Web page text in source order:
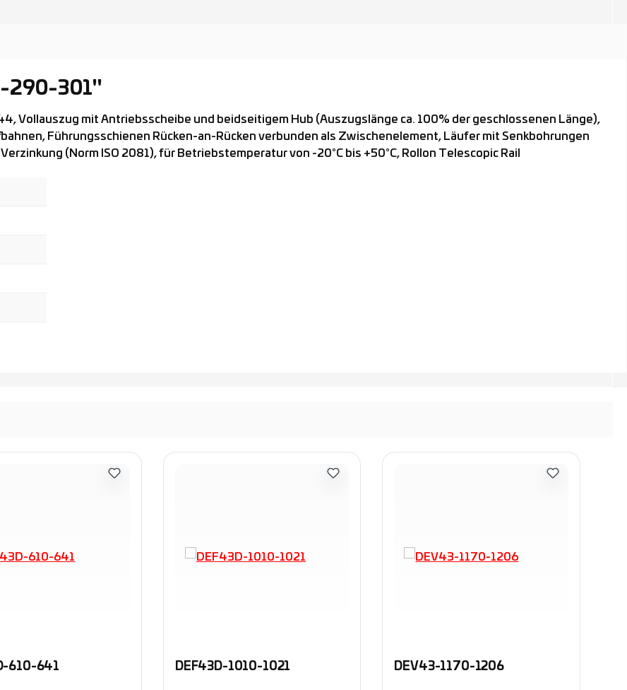
290-301"
Vollauszug mit Antriebsscheibe und beidseitigem Hub (Auszugslänge ca. 100% der geschlossenen Länge),
Führungsschienen Rücken-an-Rücken verbunden als Zwischenelement, Läufer mit Senkbohrungen
(Norm ISO 2081), für Betriebstemperatur von -20°C bis +50°C, Rollon Telescopic Rail
610-641 DEF43D-1010-1021 DEV43-1170-1206